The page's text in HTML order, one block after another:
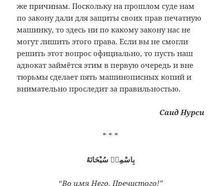
же причинам. Поскольку на прошлом суде нам
по закону дали для защиты своих прав печатную
машинку, то здесь ни по какому закону нас не
могут лишить этого права. Если вы не смогли
решить этот вопрос официально, то пусть наш
адвокат займётся этим в первую очередь и вне
тюрьмы сделает пять машинописных копий и
внимательно проследит за правильностью.
Саид Нурси
* * *
بِاسْمِهٖ سُبْحَانَهُ
“Во имя Него, Пречистого!”